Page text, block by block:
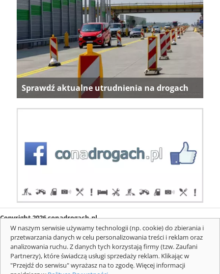
Sprawdź aktualne utrudnienia na drogach
Copyright 2026 conadrogach.pl
O firmie
Redakcja Regulamin
Informacje o cookies
Mapa serwisu
Komunikaty
W naszym serwisie używamy technologii (np. cookie) do zbierania i
przetwarzania danych w celu personalizowania treści i reklam oraz
analizowania ruchu. Z danych tych korzystają firmy (tzw. Zaufani
Partnerzy), które świadczą usługi sprzedaży reklam. Klikając w
"Przejdź do serwisu" wyrażasz na to zgodę. Więcej informacji